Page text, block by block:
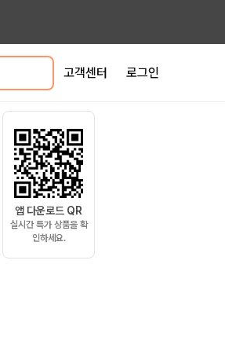
고객센터 로그인
앱 다운로드 QR
실시간 특가 상품을 확
인하세요.